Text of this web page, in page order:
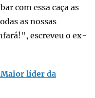
com essa caça as
as nossas
escreveu o ex-
líder da